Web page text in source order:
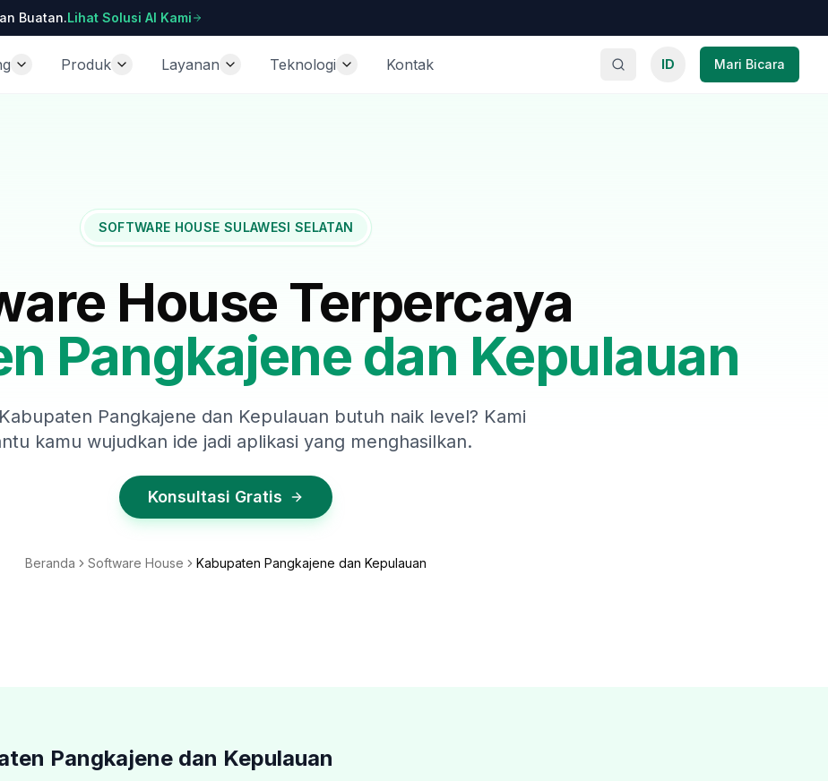
Buatan.Lihat Solusi AI Kami
Produk Layanan Teknologi Kontak ID Mari Bicara
SOFTWARE HOUSE SULAWESI SELATAN
House Terpercaya
Pangkajene dan Kepulauan
Pangkajene dan Kepulauan butuh naik level? Kami
kamu wujudkan ide jadi aplikasi yang menghasilkan.
Konsultasi Gratis
Beranda Software House Kabupaten Pangkajene dan Kepulauan
Pangkajene dan Kepulauan